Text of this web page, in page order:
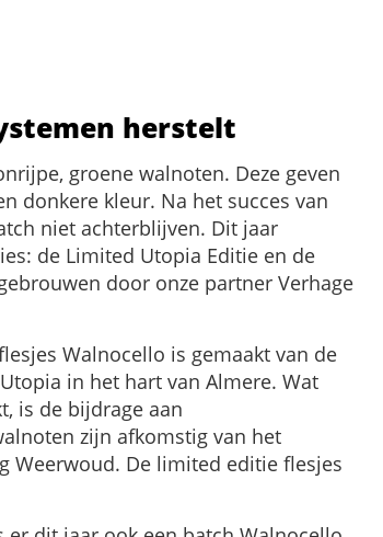
herstelt
groene walnoten. Deze geven
donkere kleur. Na het succes van
niet achterblijven. Dit jaar
de Limited Utopia Editie en de
door onze partner Verhage
Walnocello is gemaakt van de
in het hart van Almere. Wat
is de bijdrage aan
zijn afkomstig van het
Weerwoud. De limited editie flesjes